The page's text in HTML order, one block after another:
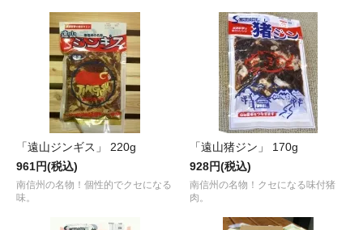
「遠山ジンギス」 220g
961円(税込)
南信州の名物！個性的でクセになる
味。
「遠山猪ジン」 170g
928円(税込)
南信州の名物！クセになる味付猪
肉。